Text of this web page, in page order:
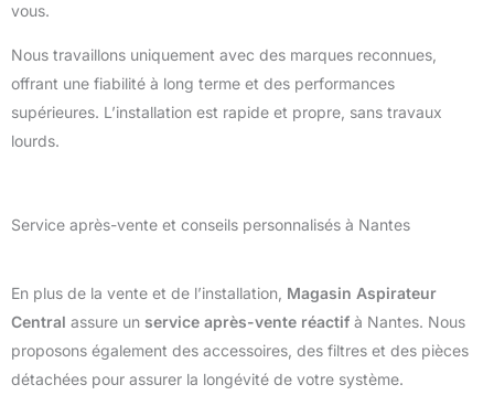
vous.
Nous travaillons uniquement avec des marques reconnues,
offrant une fiabilité à long terme et des performances
supérieures. L’installation est rapide et propre, sans travaux
lourds.
Service après-vente et conseils personnalisés à Nantes
En plus de la vente et de l’installation, Magasin Aspirateur
Central assure un service après-vente réactif à Nantes. Nous
proposons également des accessoires, des filtres et des pièces
détachées pour assurer la longévité de votre système.